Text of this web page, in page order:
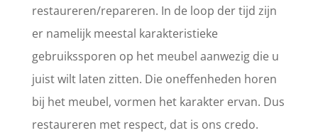
restaureren/repareren. In de loop der tijd zijn
er namelijk meestal karakteristieke
gebruikssporen op het meubel aanwezig die u
juist wilt laten zitten. Die oneffenheden horen
bij het meubel, vormen het karakter ervan. Dus
restaureren met respect, dat is ons credo.